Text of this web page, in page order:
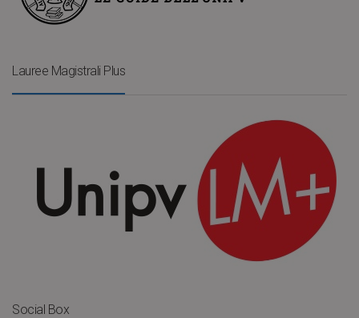
Lauree Magistrali Plus
Social Box